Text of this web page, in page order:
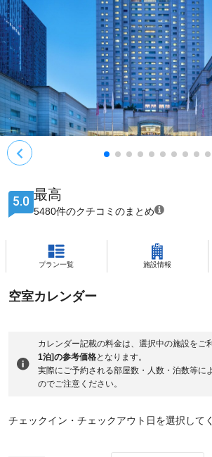
5.0 最高
5480件のクチコミのまとめ
プラン一覧 施設情報
空室カレンダー
カレンダー記載の料金は、選択中の施設をご
1泊]の参考価格となります。
実際にご予約される部屋数・人数・泊数等に
のでご注意ください。
チェックイン・チェックアウト日を選択して